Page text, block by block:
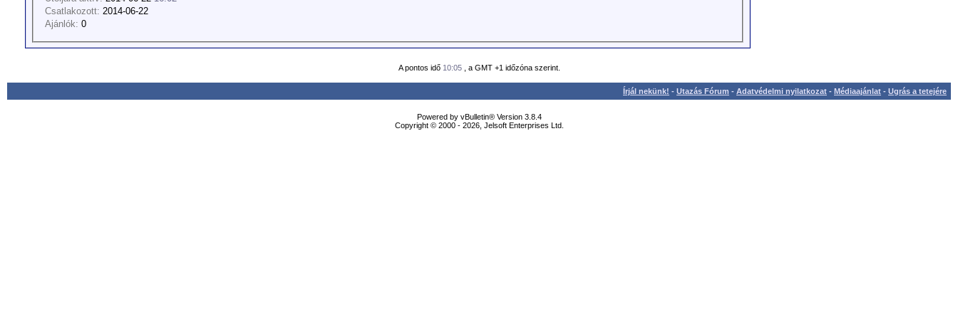
Csatlakozott: 2014-06-22
Ajánlók: 0
A pontos idő 10:05, a GMT +1 időzóna szerint.
Írjál nekünk! - Utazás Fórum - Adatvédelmi nyilatkozat - Médiaajánlat - Ugrás a tetejére
Powered by vBulletin® Version 3.8.4
Copyright © 2000 - 2026, Jelsoft Enterprises Ltd.